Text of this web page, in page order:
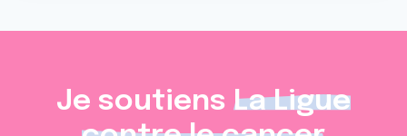
Je soutiens La Ligue